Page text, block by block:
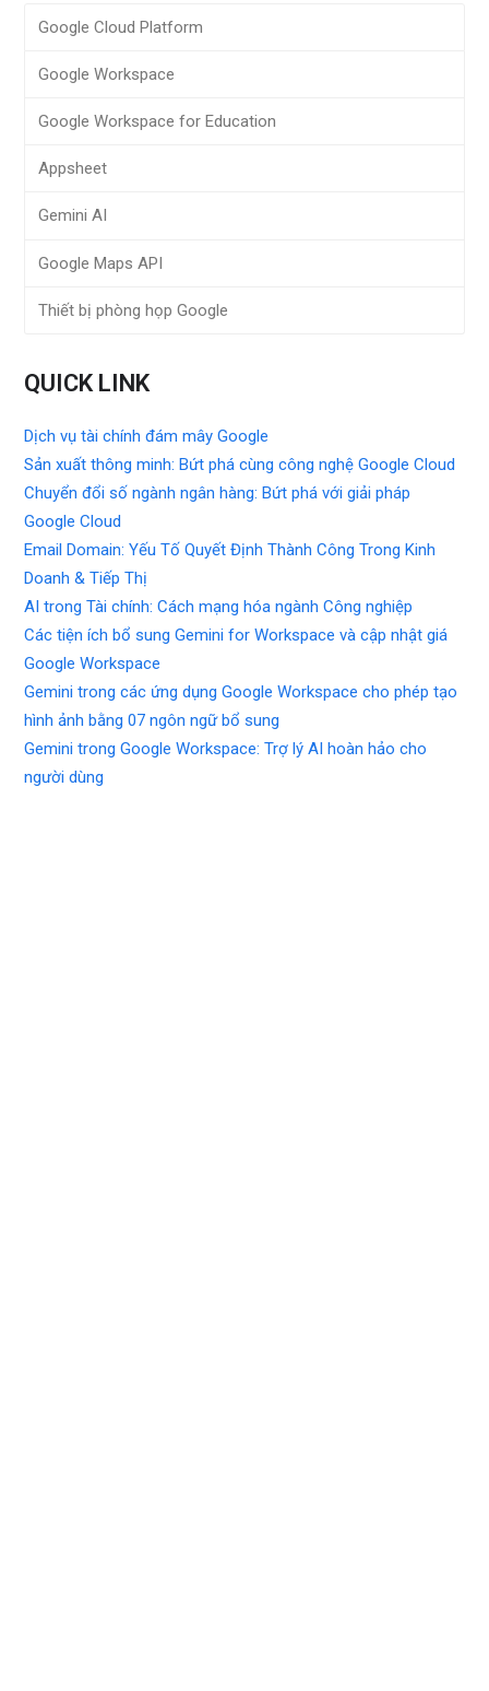
Google Cloud Platform
Google Workspace
Google Workspace for Education
Appsheet
Gemini AI
Google Maps API
Thiết bị phòng họp Google
QUICK LINK
Dịch vụ tài chính đám mây Google
Sản xuất thông minh: Bứt phá cùng công nghệ Google Cloud
Chuyển đổi số ngành ngân hàng: Bứt phá với giải pháp
Google Cloud
Email Domain: Yếu Tố Quyết Định Thành Công Trong Kinh
Doanh & Tiếp Thị
AI trong Tài chính: Cách mạng hóa ngành Công nghiệp
Các tiện ích bổ sung Gemini for Workspace và cập nhật giá
Google Workspace
Gemini trong các ứng dụng Google Workspace cho phép tạo
hình ảnh bằng 07 ngôn ngữ bổ sung
Gemini trong Google Workspace: Trợ lý AI hoàn hảo cho
người dùng